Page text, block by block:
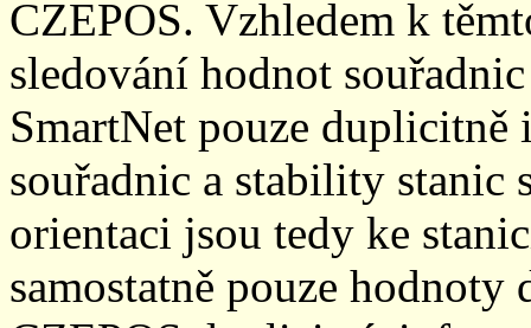
CZEPOS. Vzhledem k
sledování hodnot
SmartNet pouze
souřadnic a stability stanic
orientaci jsou tedy ke
samostatně pouze